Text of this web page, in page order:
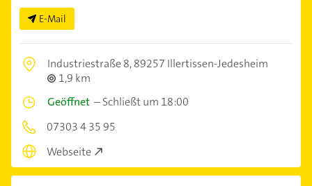
E-Mail
Industriestraße 8,89257 Illertissen-Jedesheim
1,9 km
Geöffnet –Schließt um 18:00
07303 4 35 95
Webseite